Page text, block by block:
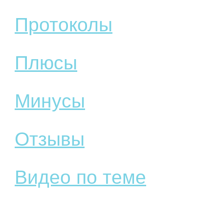
Протоколы
Плюсы
Минусы
Отзывы
Видео по теме